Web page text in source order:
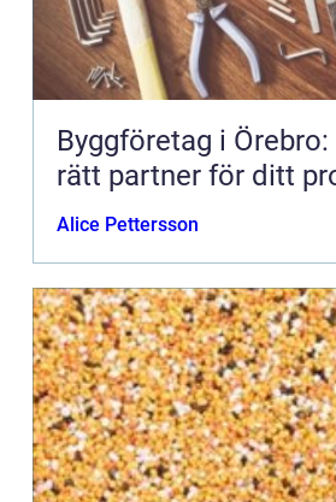
Byggföretag i
rätt partner för ditt
Alice Pettersson